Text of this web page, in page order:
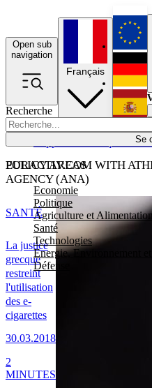
Open sub
navigation
Recherche
Se
POLICY AREAS
Economie
Politique
Agriculture et
Santé
Technologies
Energie, Environnement
Défense
Français
EURACTIV.COM WITH
AGENCY (ANA)
La justice
grecque
restreint
l'utilisation
des e-
cigarettes
30.03.2018
SANTÉ
2
MINUTES